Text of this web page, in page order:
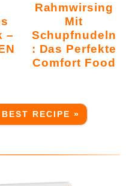
–
Rahmwirsing
Mit
Schupfnudeln
: Das Perfekte
Comfort Food
BEST RECIPE »